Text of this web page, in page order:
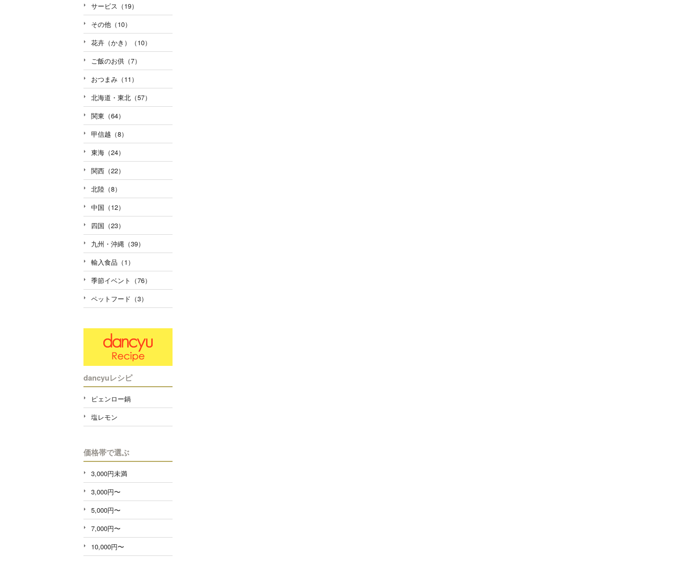
サービス（19）
その他（10）
花卉（かき）（10）
ご飯のお供（7）
おつまみ（11）
北海道・東北（57）
関東（64）
甲信越（8）
東海（24）
関西（22）
北陸（8）
中国（12）
四国（23）
九州・沖縄（39）
輸入食品（1）
季節イベント（76）
ペットフード（3）
dancyuレシピ
ピェンロー鍋
塩レモン
価格帯で選ぶ
3,000円未満
3,000円〜
5,000円〜
7,000円〜
10,000円〜